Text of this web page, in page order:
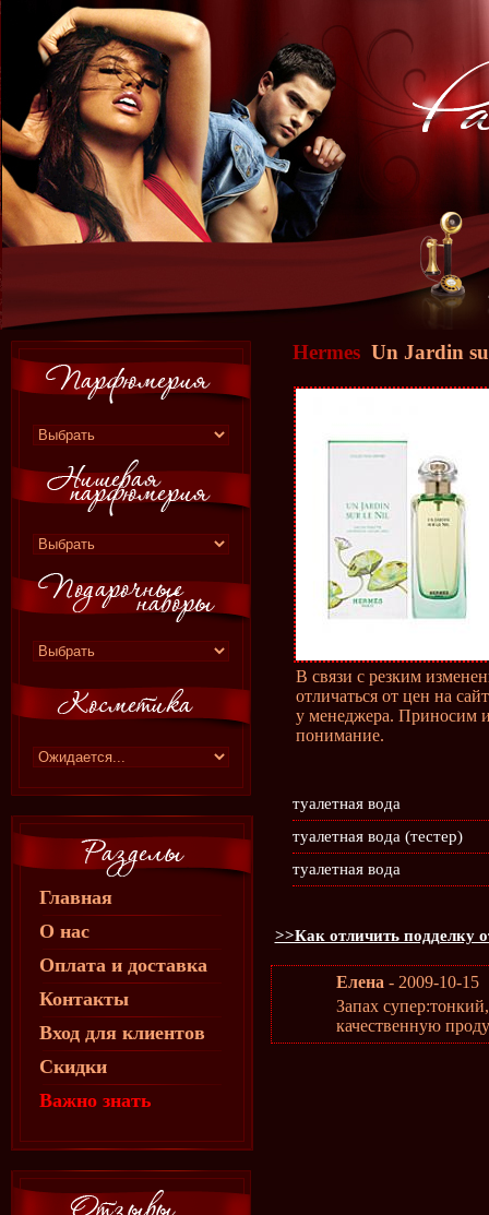
Главная
О нас
Оплата и доставка
Контакты
Вход для клиентов
Скидки
Важно знать
Hermes Un Jardin
В связи с резким
отличаться от цен на
у менеджера. Приносим
понимание.
туалетная вода
туалетная вода (тестер)
туалетная вода
>>Как отличить подделку
Елена - 2009-10-15
Запах
качественную